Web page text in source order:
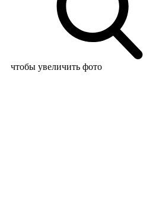
чтобы увеличить фото